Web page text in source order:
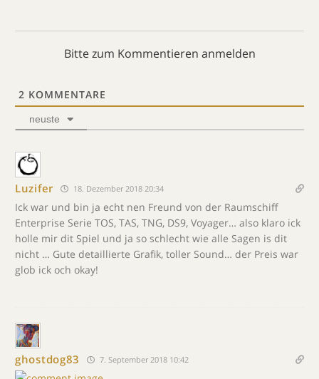
Bitte zum Kommentieren anmelden
2 KOMMENTARE
neuste
Luzifer 18. Dezember 2018 20:34
Ick war und bin ja echt nen Freund von der Raumschiff
Enterprise Serie TOS, TAS, TNG, DS9, Voyager… also klaro ick
holle mir dit Spiel und ja so schlecht wie alle Sagen is dit
nicht … Gute detaillierte Grafik, toller Sound… der Preis war
glob ick och okay!
ghostdog83 7. September 2018 10:42